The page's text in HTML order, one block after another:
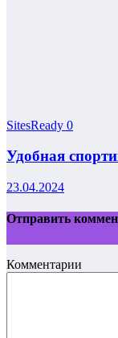
SitesReady 0
Удобная
23.04.2024
Отправить
Комментарии